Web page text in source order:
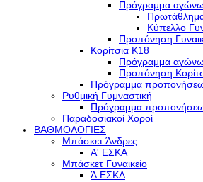
Πρόγραμμα
Κύπελλο
Προπόνηση
Κορίτσια Κ18
Πρόγραμμα
Προπόνηση
Πρόγραμμα
Ρυθμική Γυμναστική
Πρόγραμμα
Παραδοσιακοί Χοροί
ΒΑΘΜΟΛΟΓΙΕΣ
Μπάσκετ Άνδρες
Α' ΕΣΚΑ
Μπάσκετ Γυναικείο
Ά ΕΣΚΑ